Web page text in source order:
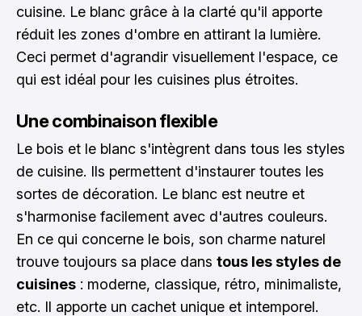
cuisine. Le blanc grâce à la clarté qu'il apporte
réduit les zones d'ombre en attirant la lumière.
Ceci permet d'agrandir visuellement l'espace, ce
qui est idéal pour les cuisines plus étroites.
Une combinaison flexible
Le bois et le blanc s'intègrent dans tous les styles
de cuisine. Ils permettent d'instaurer toutes les
sortes de décoration. Le blanc est neutre et
s'harmonise facilement avec d'autres couleurs.
En ce qui concerne le bois, son charme naturel
trouve toujours sa place dans tous les styles de
cuisines : moderne, classique, rétro, minimaliste,
etc. Il apporte un cachet unique et intemporel.